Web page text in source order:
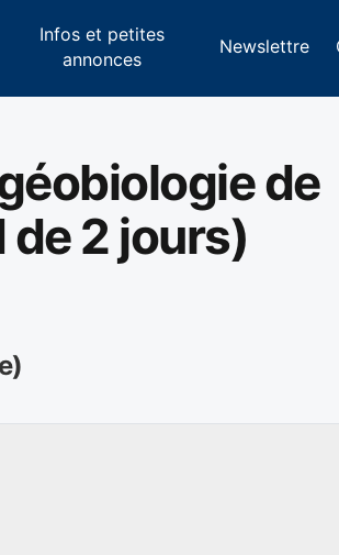
Infos et petites
annonces
Newslettre
de
2 jours)